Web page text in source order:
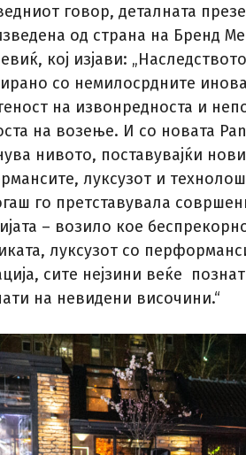
говор, деталната
од страна на Бренд
кој изјави:
со немилосрдните
на извонредноста и
на возење. И со новата
нивото, поставувајќи
луксузот и
го претставувала
– возило кое беспрекорно
луксузот со
сите нејзини веќе
на невидени височини.“